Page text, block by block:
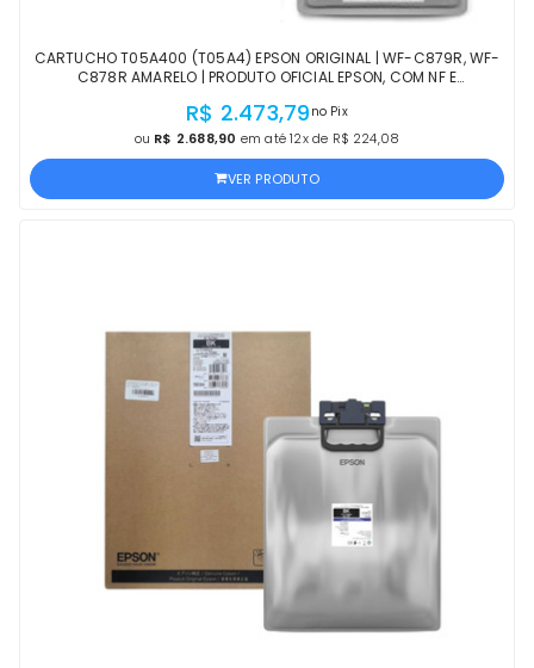
CARTUCHO T05A400 (T05A4) EPSON ORIGINAL | WF-C879R, WF-
C878R AMARELO | PRODUTO OFICIAL EPSON, COM NF E
R$ 2.473,79 no Pix
ou R$ 2.688,90 em até 12x de R$ 224,08
VER PRODUTO